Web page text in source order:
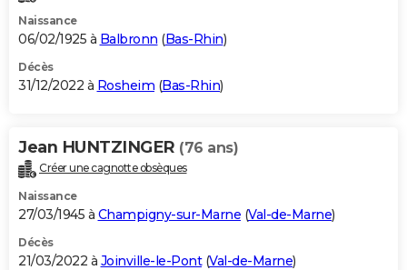
Naissance
06/02/1925 à Balbronn (Bas-Rhin)
Décès
31/12/2022 à Rosheim (Bas-Rhin)
Jean HUNTZINGER (76 ans)
Créer une cagnotte obsèques
Naissance
27/03/1945 à Champigny-sur-Marne (Val-de-Marne)
Décès
21/03/2022 à Joinville-le-Pont(Val-de-Marne)